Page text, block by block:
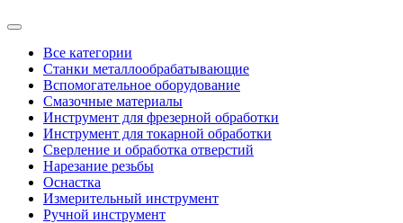
Все категории
Станки металлообрабатывающие
Вспомогательное оборудование
Смазочные материалы
Инструмент для фрезерной обработки
Инструмент для токарной обработки
Сверление и обработка отверстий
Нарезание резьбы
Оснастка
Измерительный инструмент
Ручной инструмент